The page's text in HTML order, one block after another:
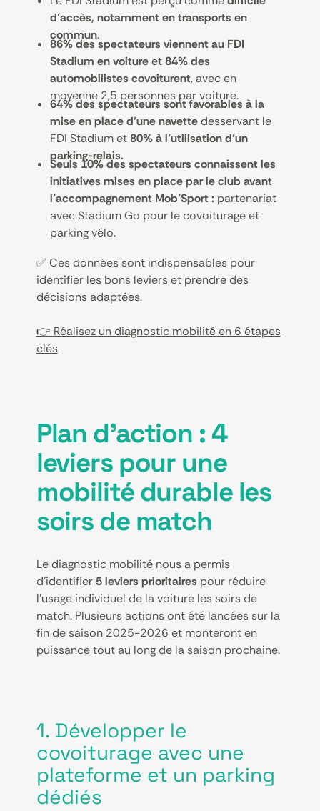
d’accès, notamment en transports en
commun.
86% des spectateurs viennent au FDI
Stadium en voitureet84% des
automobilistes covoiturent,avec en
moyenne 2,5 personnes par voiture.
64% des spectateurs sont favorables à la
mise en place d’une navettedesservant le
FDI Stadium et80% à l’utilisation d’un
parking-relais.
Seuls 10% des spectateurs connaissent les
initiatives mises en place par le club avant
l’accompagnement Mob’Sport : partenariat
avec Stadium Go pour le covoiturage et
parking vélo.
✅ Ces données sont indispensables pour
identifier les bons leviers et prendre des
décisions adaptées.
👉 Réalisez un diagnostic mobilité en 6 étapes
clés
Plan d’action : 4
leviers pour une
mobilité durable les
soirs de match
Le diagnostic mobilité nous a permis
d’identifier5 leviers prioritaires pour réduire
l’usage individuel de la voiture les soirs de
match. Plusieurs actions ont été lancées sur la
fin de saison 2025-2026 et monteront en
puissance tout au long de la saison prochaine.
1. Développer le
covoiturage avec une
plateforme et un parking
dédiés